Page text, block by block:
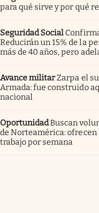
para qué sirve y por qué
Seguridad Social
Reducirán un 15% de la
más de 40 años, pero
Avance militarZarpa el
Armada: fue construido
nacional
OportunidadBuscan
de Norteamérica: ofrecen
trabajo por semana